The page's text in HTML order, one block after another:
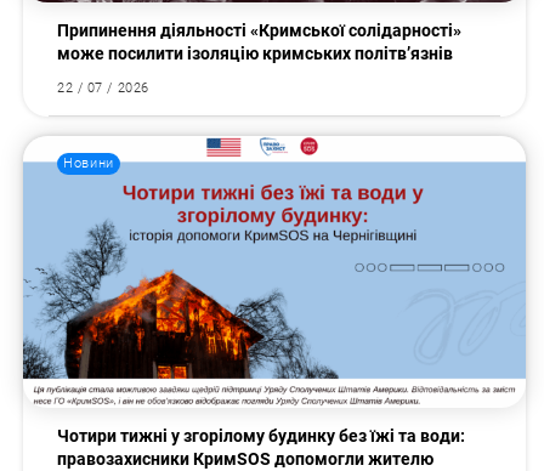
Припинення діяльності «Кримської солідарності»
може посилити ізоляцію кримських політв’язнів
22 / 07 / 2026
Новини
Чотири тижні у згорілому будинку без їжі та води:
правозахисники КримSOS допомогли жителю